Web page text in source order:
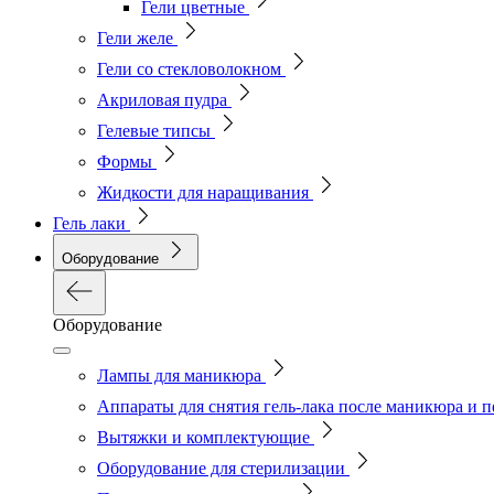
Гели цветные
Гели желе
Гели со стекловолокном
Акриловая пудра
Гелевые типсы
Формы
Жидкости для наращивания
Гель лаки
Оборудование
Оборудование
Лампы для маникюра
Аппараты для снятия гель-лака после маникюра и
Вытяжки и комплектующие
Оборудование для стерилизации